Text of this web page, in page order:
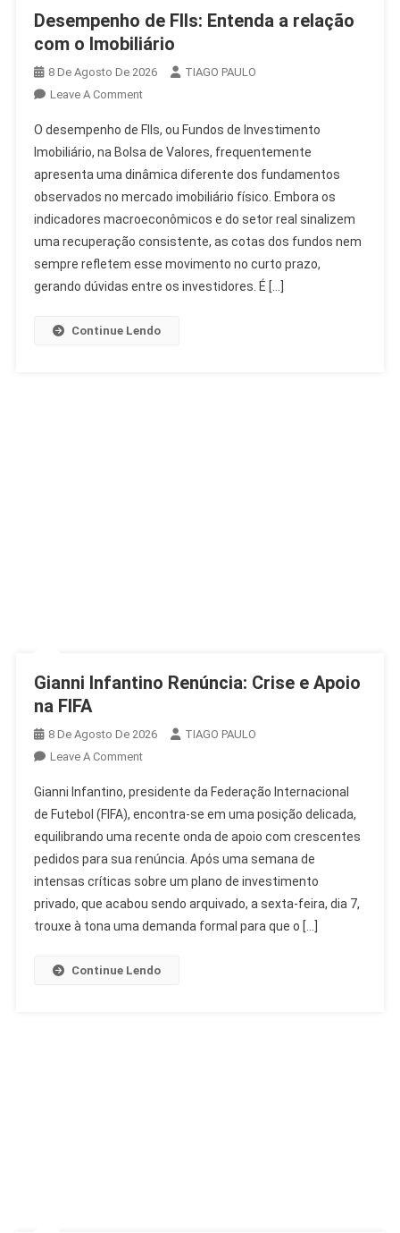
Desempenho de FIIs: Entenda a relação
com o Imobiliário
8 De Agosto De 2026
TIAGO PAULO
Leave A CommentOn
De
FIIs:
Entenda
A
Relação
Com
Imobiliário
O desempenho de FIIs, ou Fundos de Investimento
Imobiliário, na Bolsa de Valores, frequentemente
apresenta uma dinâmica diferente dos fundamentos
observados no mercado imobiliário físico. Embora os
indicadores macroeconômicos e do setor real sinalizem
uma recuperação consistente, as cotas dos fundos nem
sempre refletem esse movimento no curto prazo,
gerando dúvidas entre os investidores. É […]
Continue Lendo
Gianni Infantino Renúncia: Crise e Apoio
na FIFA
8 De Agosto De 2026
TIAGO PAULO
Leave A CommentOn
Infantino
Renúncia:
Crise
E
Apoio
Na
FIFA
Gianni Infantino, presidente da Federação Internacional
de Futebol (FIFA), encontra-se em uma posição delicada,
equilibrando uma recente onda de apoio com crescentes
pedidos para sua renúncia. Após uma semana de
intensas críticas sobre um plano de investimento
privado, que acabou sendo arquivado, a sexta-feira, dia 7,
trouxe à tona uma demanda formal para que o […]
Continue Lendo